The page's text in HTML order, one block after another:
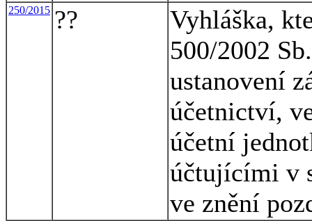
250/2015 ??
Vyhláška,
500/2002
ustanovení
účetnictví,
účetní
účtujícími v
ve znění